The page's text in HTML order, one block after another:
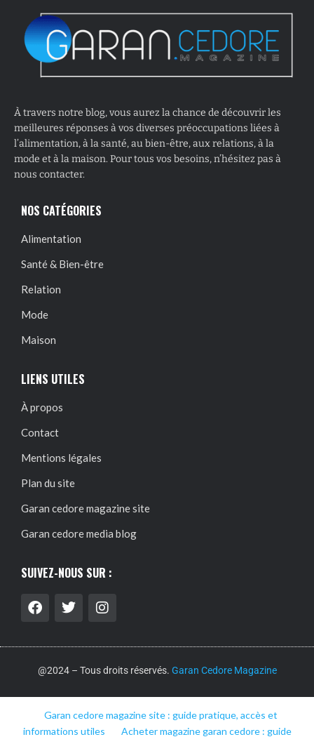
À travers notre blog, vous aurez la chance de découvrir les
meilleures réponses à vos diverses préoccupations liées à
l’alimentation, à la santé, au bien-être, aux relations, à la
mode et à la maison. Pour tous vos besoins, n’hésitez pas à
nous contacter.
NOS CATÉGORIES
Alimentation
Santé & Bien-être
Relation
Mode
Maison
LIENS UTILES
À propos
Contact
Mentions légales
Plan du site
Garan cedore magazine site
Garan cedore media blog
SUIVEZ-NOUS SUR :
@2024 – Tous droits réservés. Garan Cedore Magazine
Garan cedore magazine site : guide pratique, accès et
informations utiles
Acheter magazine garan cedore : guide